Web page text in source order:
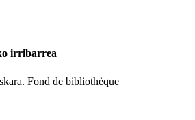
irribarrea
Fond de bibliothèque